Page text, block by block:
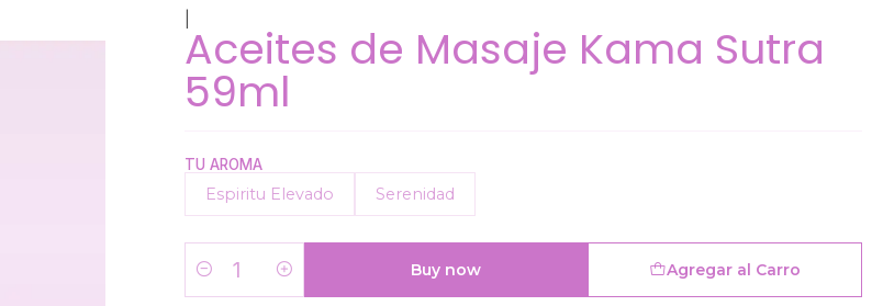
Aceites de Masaje Kama Sutra
59ml
TU AROMA
Espiritu Elevado Serenidad
Cantidad
Agregar al Carro
Buy now